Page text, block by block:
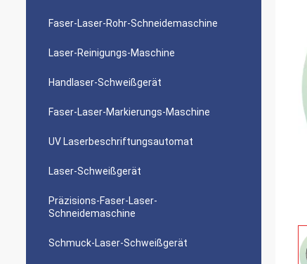
Faser-Laser-Rohr-Schneidemaschine
Laser-Reinigungs-Maschine
Handlaser-Schweißgerät
Faser-Laser-Markierungs-Maschine
UV Laserbeschriftungsautomat
Laser-Schweißgerät
Präzisions-Faser-Laser-
Schneidemaschine
Schmuck-Laser-Schweißgerät